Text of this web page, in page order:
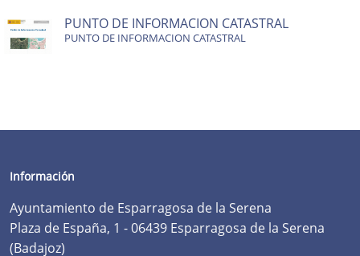
PUNTO DE INFORMACION CATASTRAL
PUNTO DE INFORMACION CATASTRAL
Información
Ayuntamiento de Esparragosa de la Serena
Plaza de España, 1 - 06439 Esparragosa de la Serena
(Badajoz)